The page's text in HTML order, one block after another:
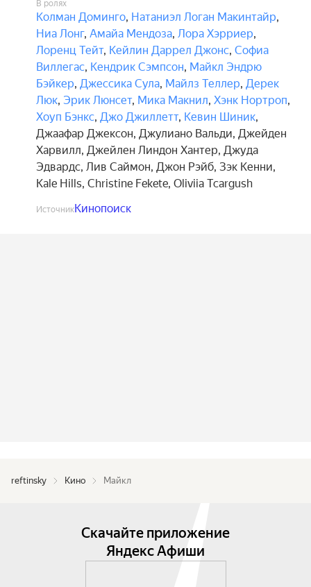
В ролях
Колман Доминго, Натаниэл Логан Макинтайр,
Ниа Лонг, Амайа Мендоза, Лора Хэрриер,
Лоренц Тейт, Кейлин Даррел Джонс, Софиа
Виллегас, Кендрик Сэмпсон, Майкл Эндрю
Бэйкер, Джессика Сула, Майлз Теллер, Дерек
Люк, Эрик Люнсет, Мика Макнил, Хэнк Нортроп,
Хоуп Бэнкс, Джо Джиллетт, Кевин Шиник,
Джаафар Джексон, Джулиано Вальди, Джейден
Харвилл, Джейлен Линдон Хантер, Джуда
Эдвардс, Лив Саймон, Джон Рэйб, Зэк Кенни,
Kale Hills, Christine Fekete, Oliviia Tcargush
ИсточникКинопоиск
reftinsky Кино Майкл
Скачайте приложение
Яндекс Афиши